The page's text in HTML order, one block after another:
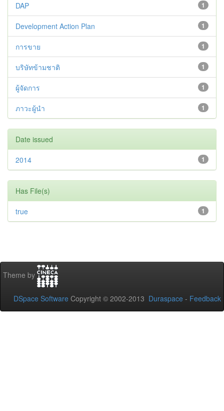
1
DAP
1
Development Action Plan
1
การขาย
1
บริษัทข้ามชาติ
1
ผู้จัดการ
1
ภาวะผู้นำ
Date issued
1
2014
Has File(s)
1
true
Theme by
DSpace Software Copyright © 2002-2013 Duraspace - Feedback